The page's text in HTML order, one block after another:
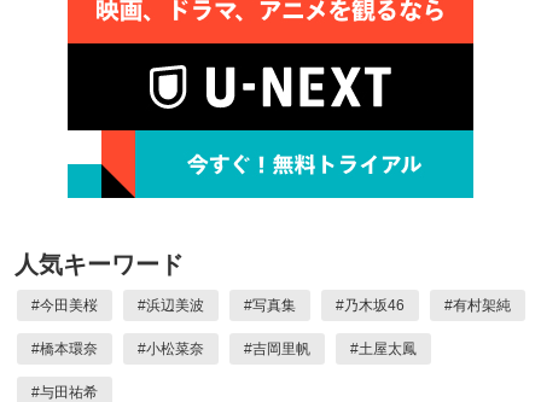
人気キーワード
#今田美桜 #浜辺美波 #写真集 #乃木坂46 #有村架純
#橋本環奈 #小松菜奈 #吉岡里帆 #土屋太鳳
#与田祐希